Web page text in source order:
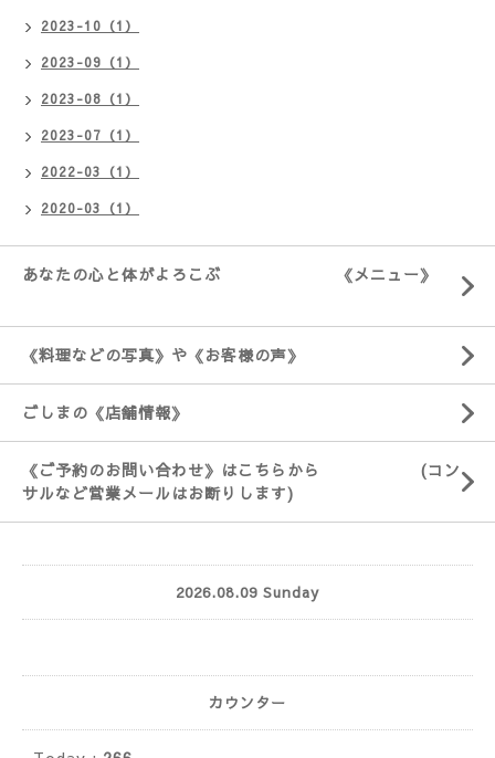
2023-10（1）
2023-09（1）
2023-08（1）
2023-07（1）
2022-03（1）
2020-03（1）
あなたの心と体がよろこぶ 《メニュー》
《料理などの写真》や《お客様の声》
ごしまの《店舗情報》
《ご予約のお問い合わせ》はこちらから (コン
サルなど営業メールはお断りします)
2026.08.09 Sunday
カウンター